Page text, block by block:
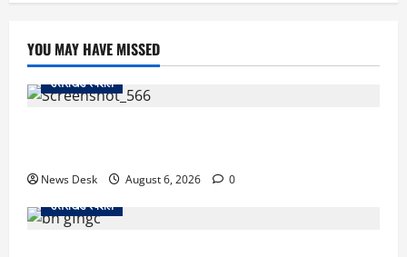
YOU MAY HAVE MISSED
उत्तराखंड स्पेशल
News Desk August 6, 2026
0
उत्तराखंड स्पेशल